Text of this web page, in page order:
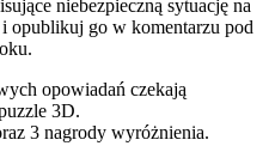
niebezpieczną sytuację na
opublikuj go w komentarzu pod
opowiadań czekają
3D.
3 nagrody wyróżnienia.